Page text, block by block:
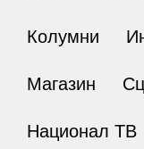
Колумни
Магазин
Национал ТВ